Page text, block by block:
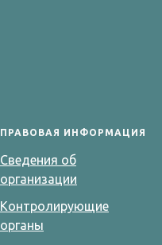
ПРАВОВАЯ ИНФОРМАЦИЯ
Сведения об
организации
Контролирующие
органы